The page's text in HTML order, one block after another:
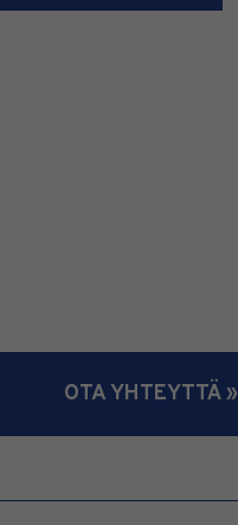
OTA YHTEYTTÄ »